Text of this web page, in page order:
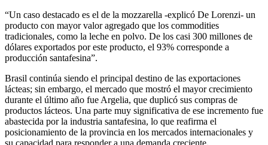
“Un caso destacado es el de la mozzarella -explicó De Lorenzi- un
producto con mayor valor agregado que los commodities
tradicionales, como la leche en polvo. De los casi 300 millones de
dólares exportados por este producto, el 93% corresponde a
producción santafesina”.
Brasil continúa siendo el principal destino de las exportaciones
lácteas; sin embargo, el mercado que mostró el mayor crecimiento
durante el último año fue Argelia, que duplicó sus compras de
productos lácteos. Una parte muy significativa de ese incremento fue
abastecida por la industria santafesina, lo que reafirma el
posicionamiento de la provincia en los mercados internacionales y
su capacidad para responder a una demanda creciente.